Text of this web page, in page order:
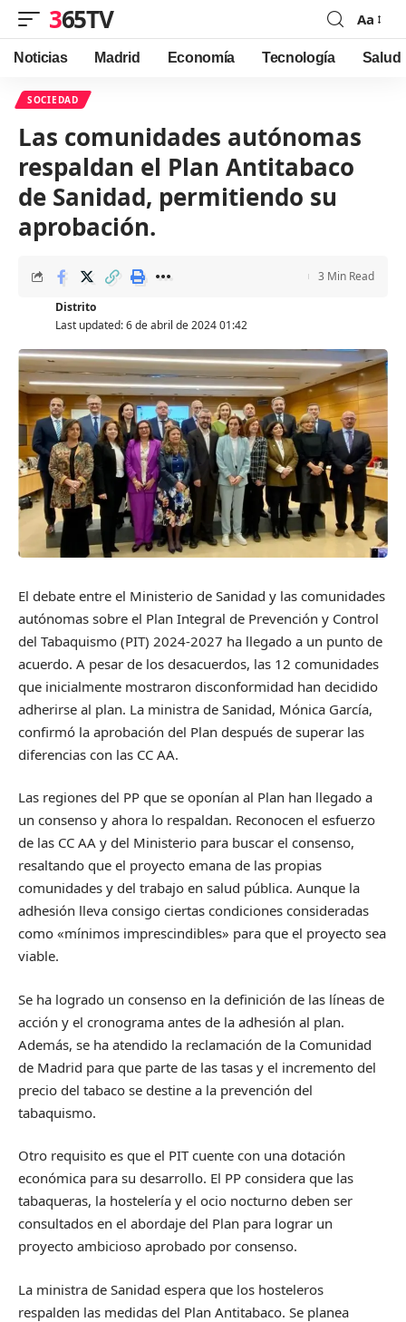
365TV
Font
Resizer
Aa
Noticias Madrid Economía Tecnología Salud
SOCIEDAD
Las comunidades autónomas
respaldan el Plan Antitabaco
de Sanidad, permitiendo su
aprobación.
Last updated: 6 de abril de 2024 01:42
Distrito
3 Min Read
El debate entre el Ministerio de Sanidad y las comunidades
autónomas sobre el Plan Integral de Prevención y Control
del Tabaquismo (PIT) 2024-2027 ha llegado a un punto de
acuerdo. A pesar de los desacuerdos, las 12 comunidades
que inicialmente mostraron disconformidad han decidido
adherirse al plan. La ministra de Sanidad, Mónica García,
confirmó la aprobación del Plan después de superar las
diferencias con las CC AA.
Las regiones del PP que se oponían al Plan han llegado a
un consenso y ahora lo respaldan. Reconocen el esfuerzo
de las CC AA y del Ministerio para buscar el consenso,
resaltando que el proyecto emana de las propias
comunidades y del trabajo en salud pública. Aunque la
adhesión lleva consigo ciertas condiciones consideradas
como «mínimos imprescindibles» para que el proyecto sea
viable.
Se ha logrado un consenso en la definición de las líneas de
acción y el cronograma antes de la adhesión al plan.
Además, se ha atendido la reclamación de la Comunidad
de Madrid para que parte de las tasas y el incremento del
precio del tabaco se destine a la prevención del
tabaquismo.
Otro requisito es que el PIT cuente con una dotación
económica para su desarrollo. El PP considera que las
tabaqueras, la hostelería y el ocio nocturno deben ser
consultados en el abordaje del Plan para lograr un
proyecto ambicioso aprobado por consenso.
La ministra de Sanidad espera que los hosteleros
respalden las medidas del Plan Antitabaco. Se planea